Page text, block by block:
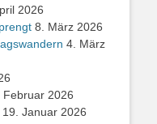
2026
8. März 2026
4. März
Februar 2026
19. Januar 2026